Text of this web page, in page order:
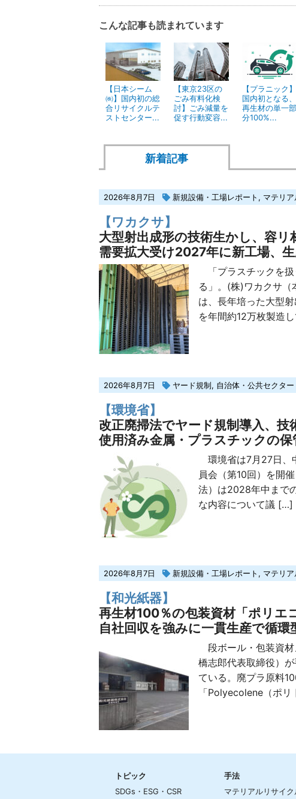
こんな記事も読まれています
【日本シーム
㈱】国内初の総
合リサイクルテ
ストセンター...
【東京23区の
ごみ有料化検
討】ごみ減量を
促す行動変容...
【プラニック】
国内初となる、
再生材の単一部
分100%...
新着記事
2026年8月7日 新規設備・工場レポート , マテリ
【ワカクサ】
大型射出成形の技術生かし、容
需要拡大受け2027年に新工場、
「プラスチックを扱
る」。(株)ワカクサ（
は、長年培った大型
を年間約12万枚製造
2026年8月7日 ヤード規制, 自治体・公共セクター
【環境省】
改正廃掃法でヤード規制導入、技
使用済み金属・プラスチックの
環境省は7月27日、
員会（第10回）を開
法）は2028年中まで
な内容について議 […]
2026年8月7日 新規設備・工場レポート , マテリ
【和光紙器】
再生材100％の包装資材「ポリエ
自社回収を強みに一貫生産で循環
段ボール・包装資材
橋志郎代表取締役）
ている。廃プラ原料
「Polyecolene（ポ
トピック
SDGs・ESG・CSR
手法
マテリアルリサイク